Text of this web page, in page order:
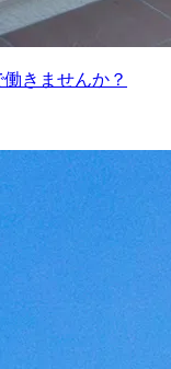
きませんか？